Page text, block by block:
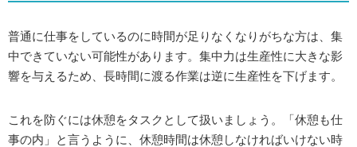
普通に仕事をしているのに時間が足りなくなりがちな方は、集
中できていない可能性があります。集中力は生産性に大きな影
響を与えるため、長時間に渡る作業は逆に生産性を下げます。
これを防ぐには休憩をタスクとして扱いましょう。「休憩も仕
事の内」と言うように、休憩時間は休憩しなければいけない時